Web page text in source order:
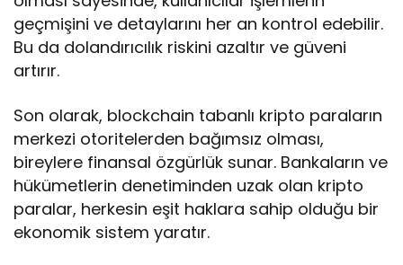
geçmişini ve detaylarını her an kontrol edebilir.
Bu da dolandırıcılık riskini azaltır ve güveni
artırır.
Son olarak, blockchain tabanlı kripto paraların
merkezi otoritelerden bağımsız olması,
bireylere finansal özgürlük sunar. Bankaların ve
hükümetlerin denetiminden uzak olan kripto
paralar, herkesin eşit haklara sahip olduğu bir
ekonomik sistem yaratır.